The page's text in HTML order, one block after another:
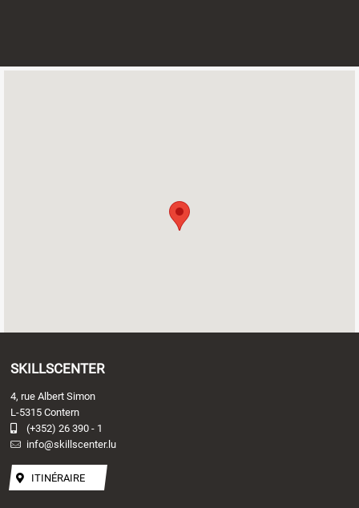
SKILLSCENTER
4, rue Albert Simon
L-5315 Contern
(+352) 26 390 - 1
info@skillscenter.lu
ITINÉRAIRE